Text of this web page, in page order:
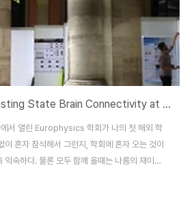
야외 포스터 세션 / Resting State Brain Connectivity at University of Vienna
서 열린 Europhysics 학회가 나의 첫 해외 학
이 혼자 참석해서 그런지, 학회에 혼자 오는 것이
익숙하다. 물론 모두 함께 올때는 나름의 재미가
학회가 그랬다.여튼 2009년 첫 학회 부터